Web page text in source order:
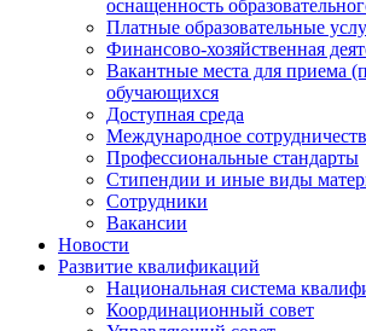
оснащенность
Платные образовательные
Финансово-хозяйственная
Вакантные места для приема
обучающихся
Доступная среда
Международное
Профессиональные стандарты
Стипендии и иные виды
Сотрудники
Вакансии
Новости
Развитие квалификаций
Национальная система
Координационный совет